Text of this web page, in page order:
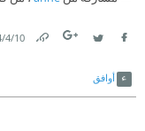
10‏/4‏/2024
أوافق